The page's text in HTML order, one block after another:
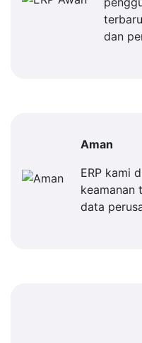
dan
Aman
ERP kami
keamanan
data